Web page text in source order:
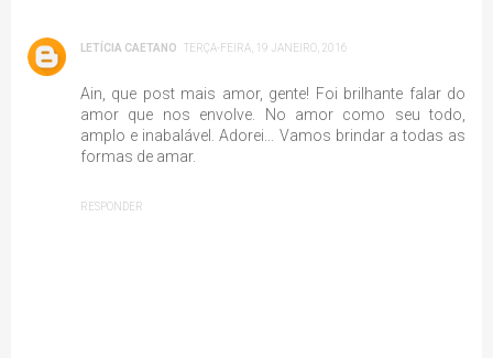
LETÍCIA CAETANO TERÇA-FEIRA, 19 JANEIRO, 2016
Ain, que post mais amor, gente! Foi brilhante falar do
amor que nos envolve. No amor como seu todo,
amplo e inabalável. Adorei... Vamos brindar a todas as
formas de amar.
RESPONDER